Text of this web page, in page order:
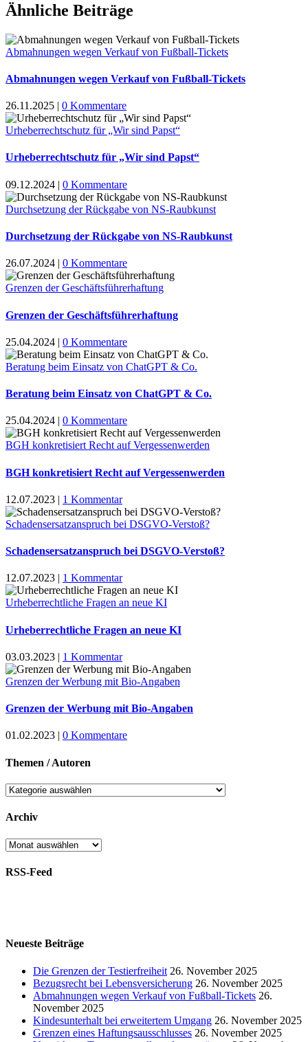
Ähnliche Beiträge
Abmahnungen wegen Verkauf von Fußball-Tickets
Abmahnungen wegen Verkauf von Fußball-Tickets
26.11.2025 | 0 Kommentare
Urheberrechtschutz für „Wir sind Papst“
Urheberrechtschutz für „Wir sind Papst“
09.12.2024 | 0 Kommentare
Durchsetzung der Rückgabe von NS-Raubkunst
Durchsetzung der Rückgabe von NS-Raubkunst
26.07.2024 | 0 Kommentare
Grenzen der Geschäftsführerhaftung
Grenzen der Geschäftsführerhaftung
25.04.2024 | 0 Kommentare
Beratung beim Einsatz von ChatGPT & Co.
Beratung beim Einsatz von ChatGPT & Co.
25.04.2024 | 0 Kommentare
BGH konkretisiert Recht auf Vergessenwerden
BGH konkretisiert Recht auf Vergessenwerden
12.07.2023 | 1 Kommentar
Schadensersatzanspruch bei DSGVO-Verstoß?
Schadensersatzanspruch bei DSGVO-Verstoß?
12.07.2023 | 1 Kommentar
Urheberrechtliche Fragen an neue KI
Urheberrechtliche Fragen an neue KI
03.03.2023 | 1 Kommentar
Grenzen der Werbung mit Bio-Angaben
Grenzen der Werbung mit Bio-Angaben
01.02.2023 0 Kommentare
Themen / Autoren
Themen
Autoren
Archiv
Archiv
RSS-Feed
Neueste Beiträge
Die Grenzen der Testierfreiheit 26. November 2025
Bezugsrecht bei Lebensversicherung 26. November 2025
Abmahnungen wegen Verkauf von Fußball-Tickets 26.
November 2025
Kindesunterhalt bei erweitertem Umgang 26. November 2025
Grenzen eines Haftungsausschlusses 26. November 2025